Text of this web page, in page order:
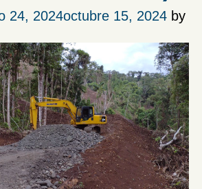
24, 2024octubre 15, 2024 by